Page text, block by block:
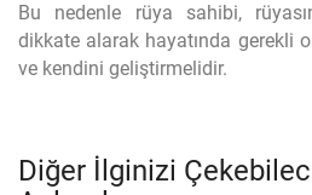
Bu nedenle rüya sahibi,
dikkate alarak hayatında gerekli
ve kendini geliştirmelidir.
Diğer İlginizi